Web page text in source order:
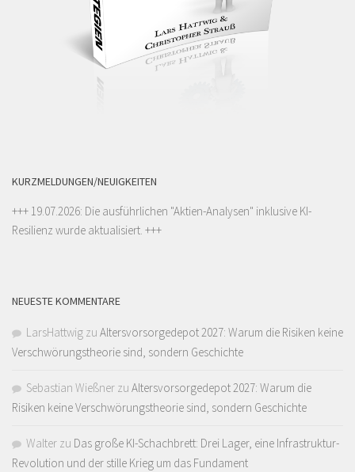
KURZMELDUNGEN/NEUIGKEITEN
+++ 19.07.2026: Die ausführlichen "Aktien-Analysen" inklusive KI-
Resilienz wurde aktualisiert. +++
NEUESTE KOMMENTARE
LarsHattwig zu Altersvorsorgedepot 2027: Warum die Risiken keine
Verschwörungstheorie sind, sondern Geschichte
Sebastian Wießner zu Altersvorsorgedepot 2027: Warum die
Risiken keine Verschwörungstheorie sind, sondern Geschichte
Walter zu Das große KI-Schachbrett: Drei Lager, eine Infrastruktur-
Revolution und der stille Krieg um das Fundament